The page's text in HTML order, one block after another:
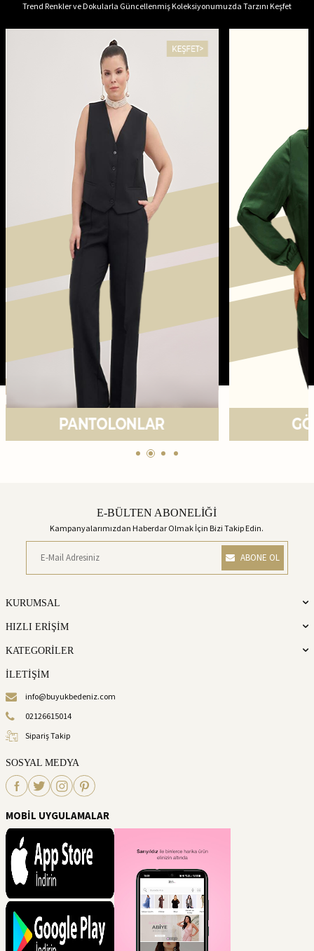
Trend Renkler ve Dokularla Güncellenmiş Koleksiyonumuzda Tarzını Keşfet
E-BÜLTEN ABONELİĞİ
Kampanyalarımızdan Haberdar Olmak İçin Bizi Takip Edin.
ABONE OL
KURUMSAL
HIZLI ERİŞİM
KATEGORİLER
İLETİŞİM
info@buyukbedeniz.com
02126615014
Sipariş Takip
SOSYAL MEDYA
MOBİL UYGULAMALAR